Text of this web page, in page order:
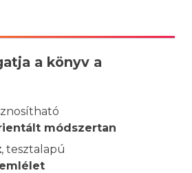
a könyv a
módszertan
, tesztalapú